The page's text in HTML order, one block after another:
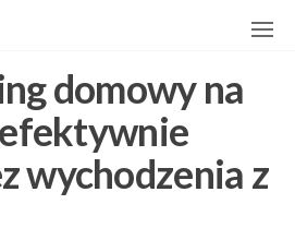
domowy na
wychodzenia z